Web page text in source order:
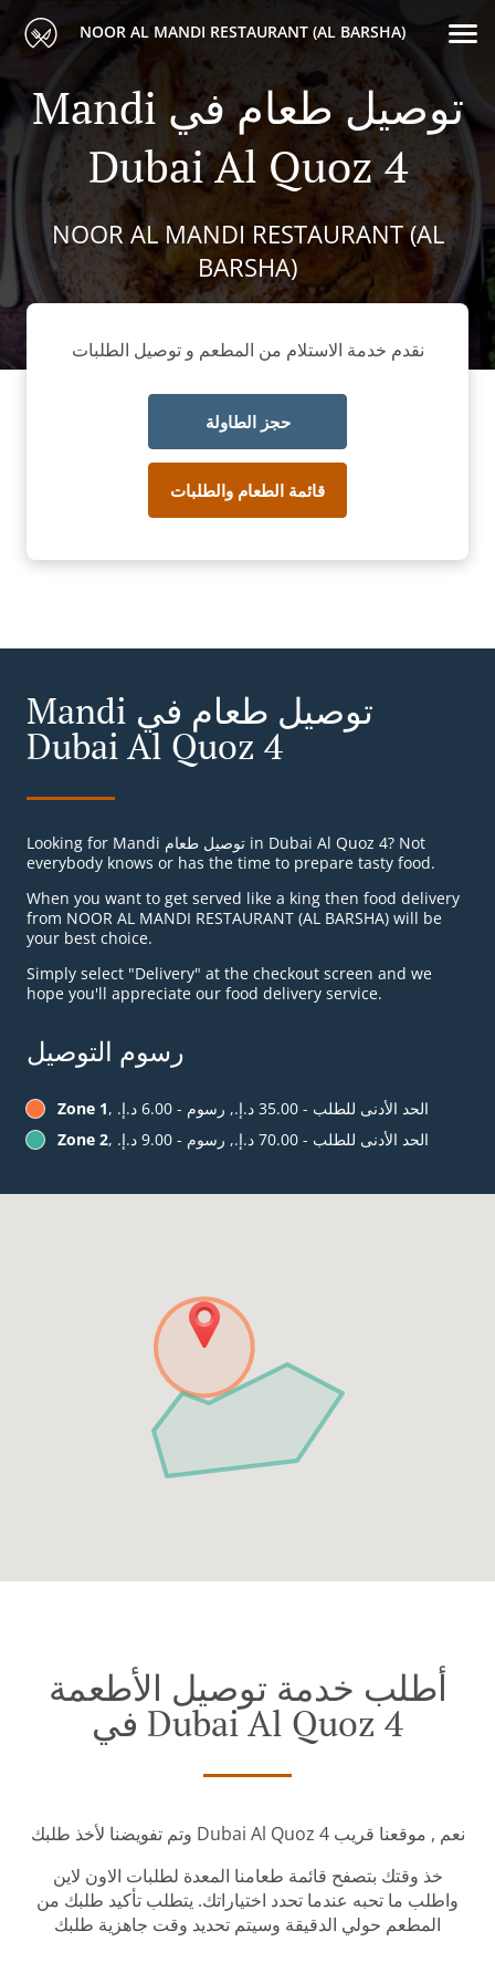
NOOR AL MANDI RESTAURANT (AL BARSHA)
Mandi توصيل طعام في
Dubai Al Quoz 4
NOOR AL MANDI RESTAURANT (AL
BARSHA)
نقدم خدمة الاستلام من المطعم و توصيل الطلبات
حجز الطاولة
قائمة الطعام والطلبات
Mandi توصيل طعام في
Dubai Al Quoz 4
Looking for Mandi توصيل طعام in Dubai Al Quoz 4? Not
everybody knows or has the time to prepare tasty food.
When you want to get served like a king then food delivery
from NOOR AL MANDI RESTAURANT (AL BARSHA) will be
your best choice.
Simply select "Delivery" at the checkout screen and we
hope you'll appreciate our food delivery service.
رسوم التوصيل
Zone 1
, الحد الأدنى للطلب - ‏35.00 د.إ.‏, رسوم - ‏6.00 د.إ.‏
Zone 2
, الحد الأدنى للطلب - ‏70.00 د.إ.‏, رسوم - ‏9.00 د.إ.‏
أطلب خدمة توصيل الأطعمة
في Dubai Al Quoz 4
وتم تفويضنا لأخذ طلبك Dubai Al Quoz 4 نعم , موقعنا قريب
خذ وقتك بتصفح قائمة طعامنا المعدة لطلبات الاون لاين
واطلب ما تحبه عندما تحدد اختياراتك. يتطلب تأكيد طلبك من
المطعم حولي الدقيقة وسيتم تحديد وقت جاهزية طلبك